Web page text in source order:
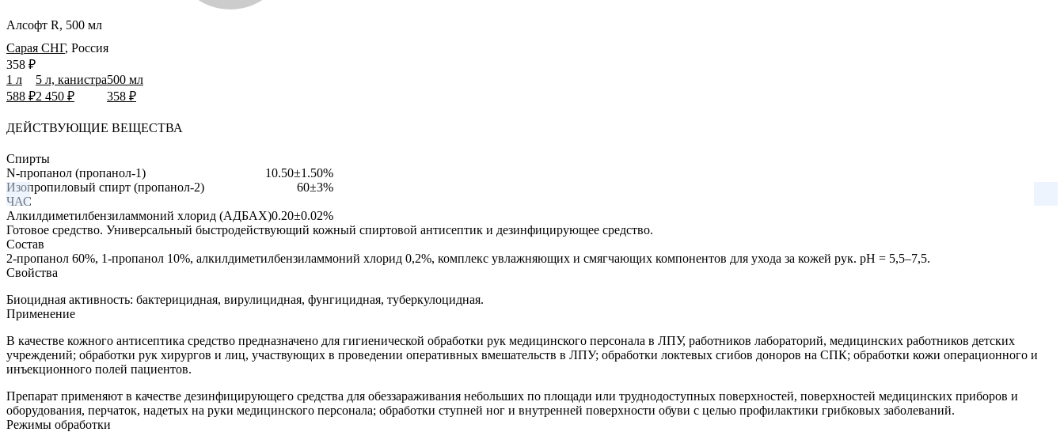
Алсофт R, 500 мл
Сарая СНГ, Россия
1 л
588 ₽
5 л, канистра
2 450 ₽
500 мл
358 ₽
ДЕЙСТВУЮЩИЕ ВЕЩЕСТВА
Спирты
N-пропанол (пропанол-1)
10.50±1.50%
Изопропиловый спирт (пропанол-2)
60±3%
ЧАС
Алкилдиметилбензиламмоний хлорид (АДБАХ)0.20±0.02%
Готовое средство. Универсальный быстродействующий кожный спиртовой антисептик и дезинфицирующее средство.
Состав
2-пропанол 60%, 1-пропанол 10%, алкилдиметилбензиламмоний хлорид 0,2%, комплекс увлажняющих и смягчающих компонентов для ухода за кожей рук. pH = 5,5–7,5.
Свойства
Биоцидная активность: бактерицидная, вирулицидная, фунгицидная, туберкулоцидная.
Применение
В качестве кожного антисептика средство предназначено для гигиенической обработки рук медицинского персонала в ЛПУ, работников лабораторий, медицинских работников детских
учреждений; обработки рук хирургов и лиц, участвующих в проведении оперативных вмешательств в ЛПУ; обработки локтевых сгибов доноров на СПК; обработки кожи операционного и
инъекционного полей пациентов.
Препарат применяют в качестве дезинфицирующего средства для обеззараживания небольших по площади или труднодоступных поверхностей, поверхностей медицинских приборов и
оборудования, перчаток, надетых на руки медицинского персонала; обработки ступней ног и внутренней поверхности обуви с целью профилактики грибковых заболеваний.
Режимы обработки
358 ₽